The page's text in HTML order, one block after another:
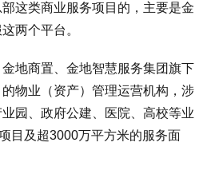
这类商业服务项目的，主要是金
两个平台。
地商置、金地智慧服务集团旗下
物业（资产）管理运营机构，涉
园、政府公建、医院、高校等业
目及超3000万平方米的服务面